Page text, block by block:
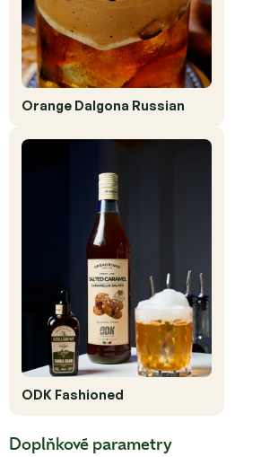
Orange Dalgona Russian
ODK Fashioned
Doplňkové parametry